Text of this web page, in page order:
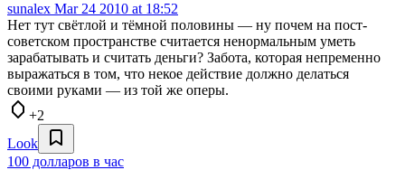
sunalex Mar 24 2010 at 18:52
Нет тут свётлой и тёмной половины — ну почем на пост-
советском пространстве считается ненормальным уметь
зарабатывать и считать деньги? Забота, которая непременно
выражаться в том, что некое действие должно делаться
своими руками — из той же оперы.
+2
Look
100 долларов в час